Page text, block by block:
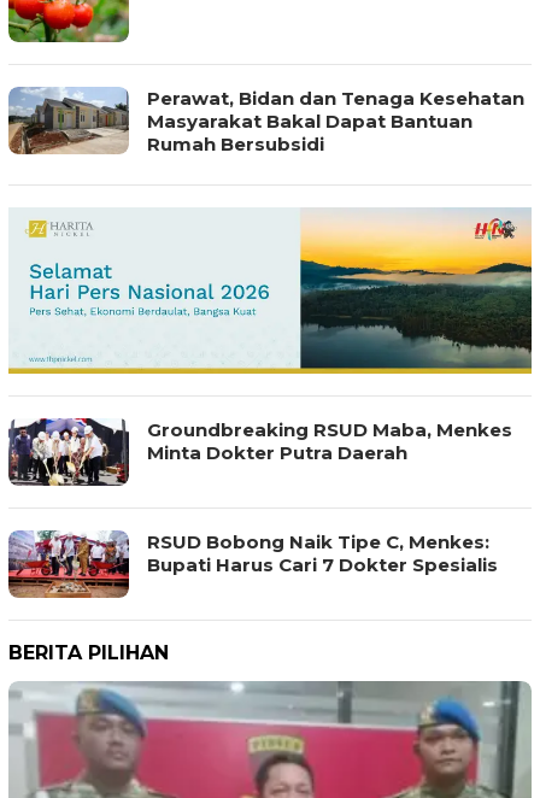
Perawat, Bidan dan Tenaga Kesehatan
Masyarakat Bakal Dapat Bantuan
Rumah Bersubsidi
Groundbreaking RSUD Maba, Menkes
Minta Dokter Putra Daerah
RSUD Bobong Naik Tipe C, Menkes:
Bupati Harus Cari 7 Dokter Spesialis
BERITA PILIHAN